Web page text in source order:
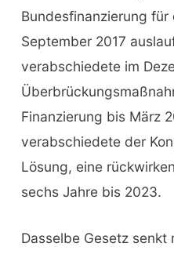
Bundesfinanzierung
September 2017
verabschiedete im
Finanzierung bis März
verabschiedete der
Lösung, eine
sechs Jahre bis 2023.
Dasselbe Gesetz